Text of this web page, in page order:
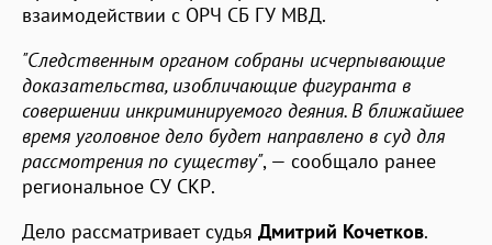
взаимодействии с ОРЧ СБ ГУ МВД.
"Следственным органом собраны исчерпывающие
доказательства, изобличающие фигуранта в
совершении инкриминируемого деяния. В ближайшее
время уголовное дело будет направлено в суд для
рассмотрения по существу", — сообщало ранее
региональное СУ СКР.
Дело рассматривает судья Дмитрий Кочетков.